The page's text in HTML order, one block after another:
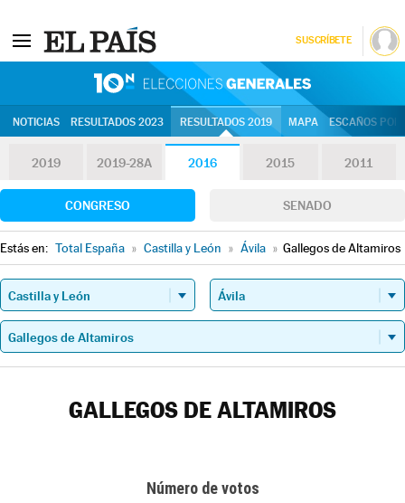
SUSCRÍBETE
NOTICIAS RESULTADOS 2023 RESULTADOS 2019 MAPA ESCAÑOS
2019 2019-28A 2016 2015 2011
CONGRESO SENADO
Estás en: Total España » Castilla y León » Ávila » Gallegos de Altamiros
GALLEGOS DE ALTAMIROS
Número de votos